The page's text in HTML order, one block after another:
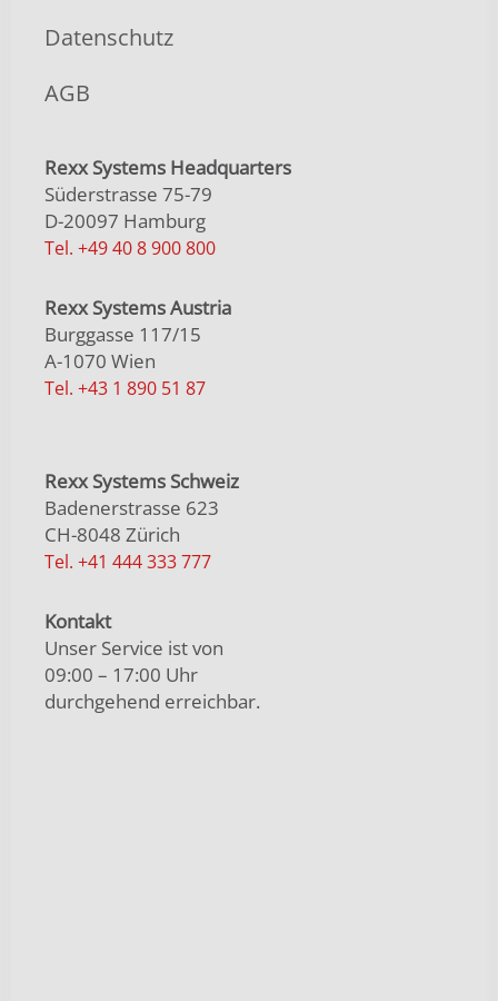
Datenschutz
AGB
Rexx Systems Headquarters
Süderstrasse 75-79
D-20097 Hamburg
Tel. +49 40 8 900 800
Rexx Systems Austria
Burggasse 117/15
A-1070 Wien
Tel. +43 1 890 51 87
Rexx Systems Schweiz
Badenerstrasse 623
CH-8048 Zürich
Tel. +41 444 333 777
Kontakt
Unser Service ist von
09:00 – 17:00 Uhr
durchgehend erreichbar.